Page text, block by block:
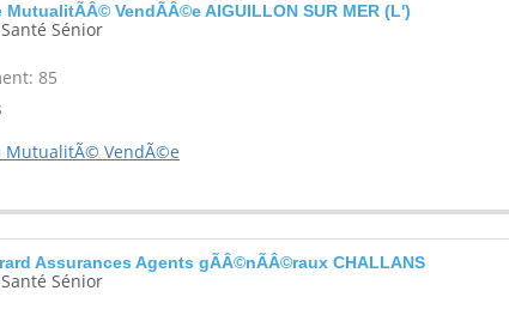
VendÃÂ©e AIGUILLON SUR MER (L')
Sénior
85
MutualitÃ© VendÃ©e
Assurances Agents gÃÂ©nÃÂ©raux CHALLANS
Sénior